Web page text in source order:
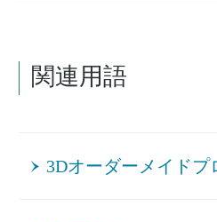
関連用語
3Dオーダーメイドプ